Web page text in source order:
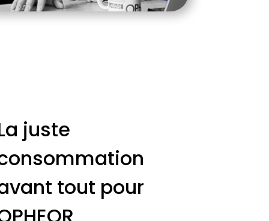
juste
tout pour